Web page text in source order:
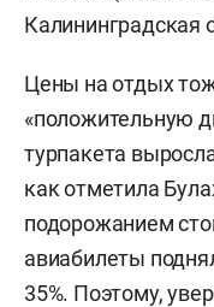
Калининградская
Цены на отдых
«положительную
турпакета
как отметила
подорожанием
авиабилеты
35%. Поэтому,